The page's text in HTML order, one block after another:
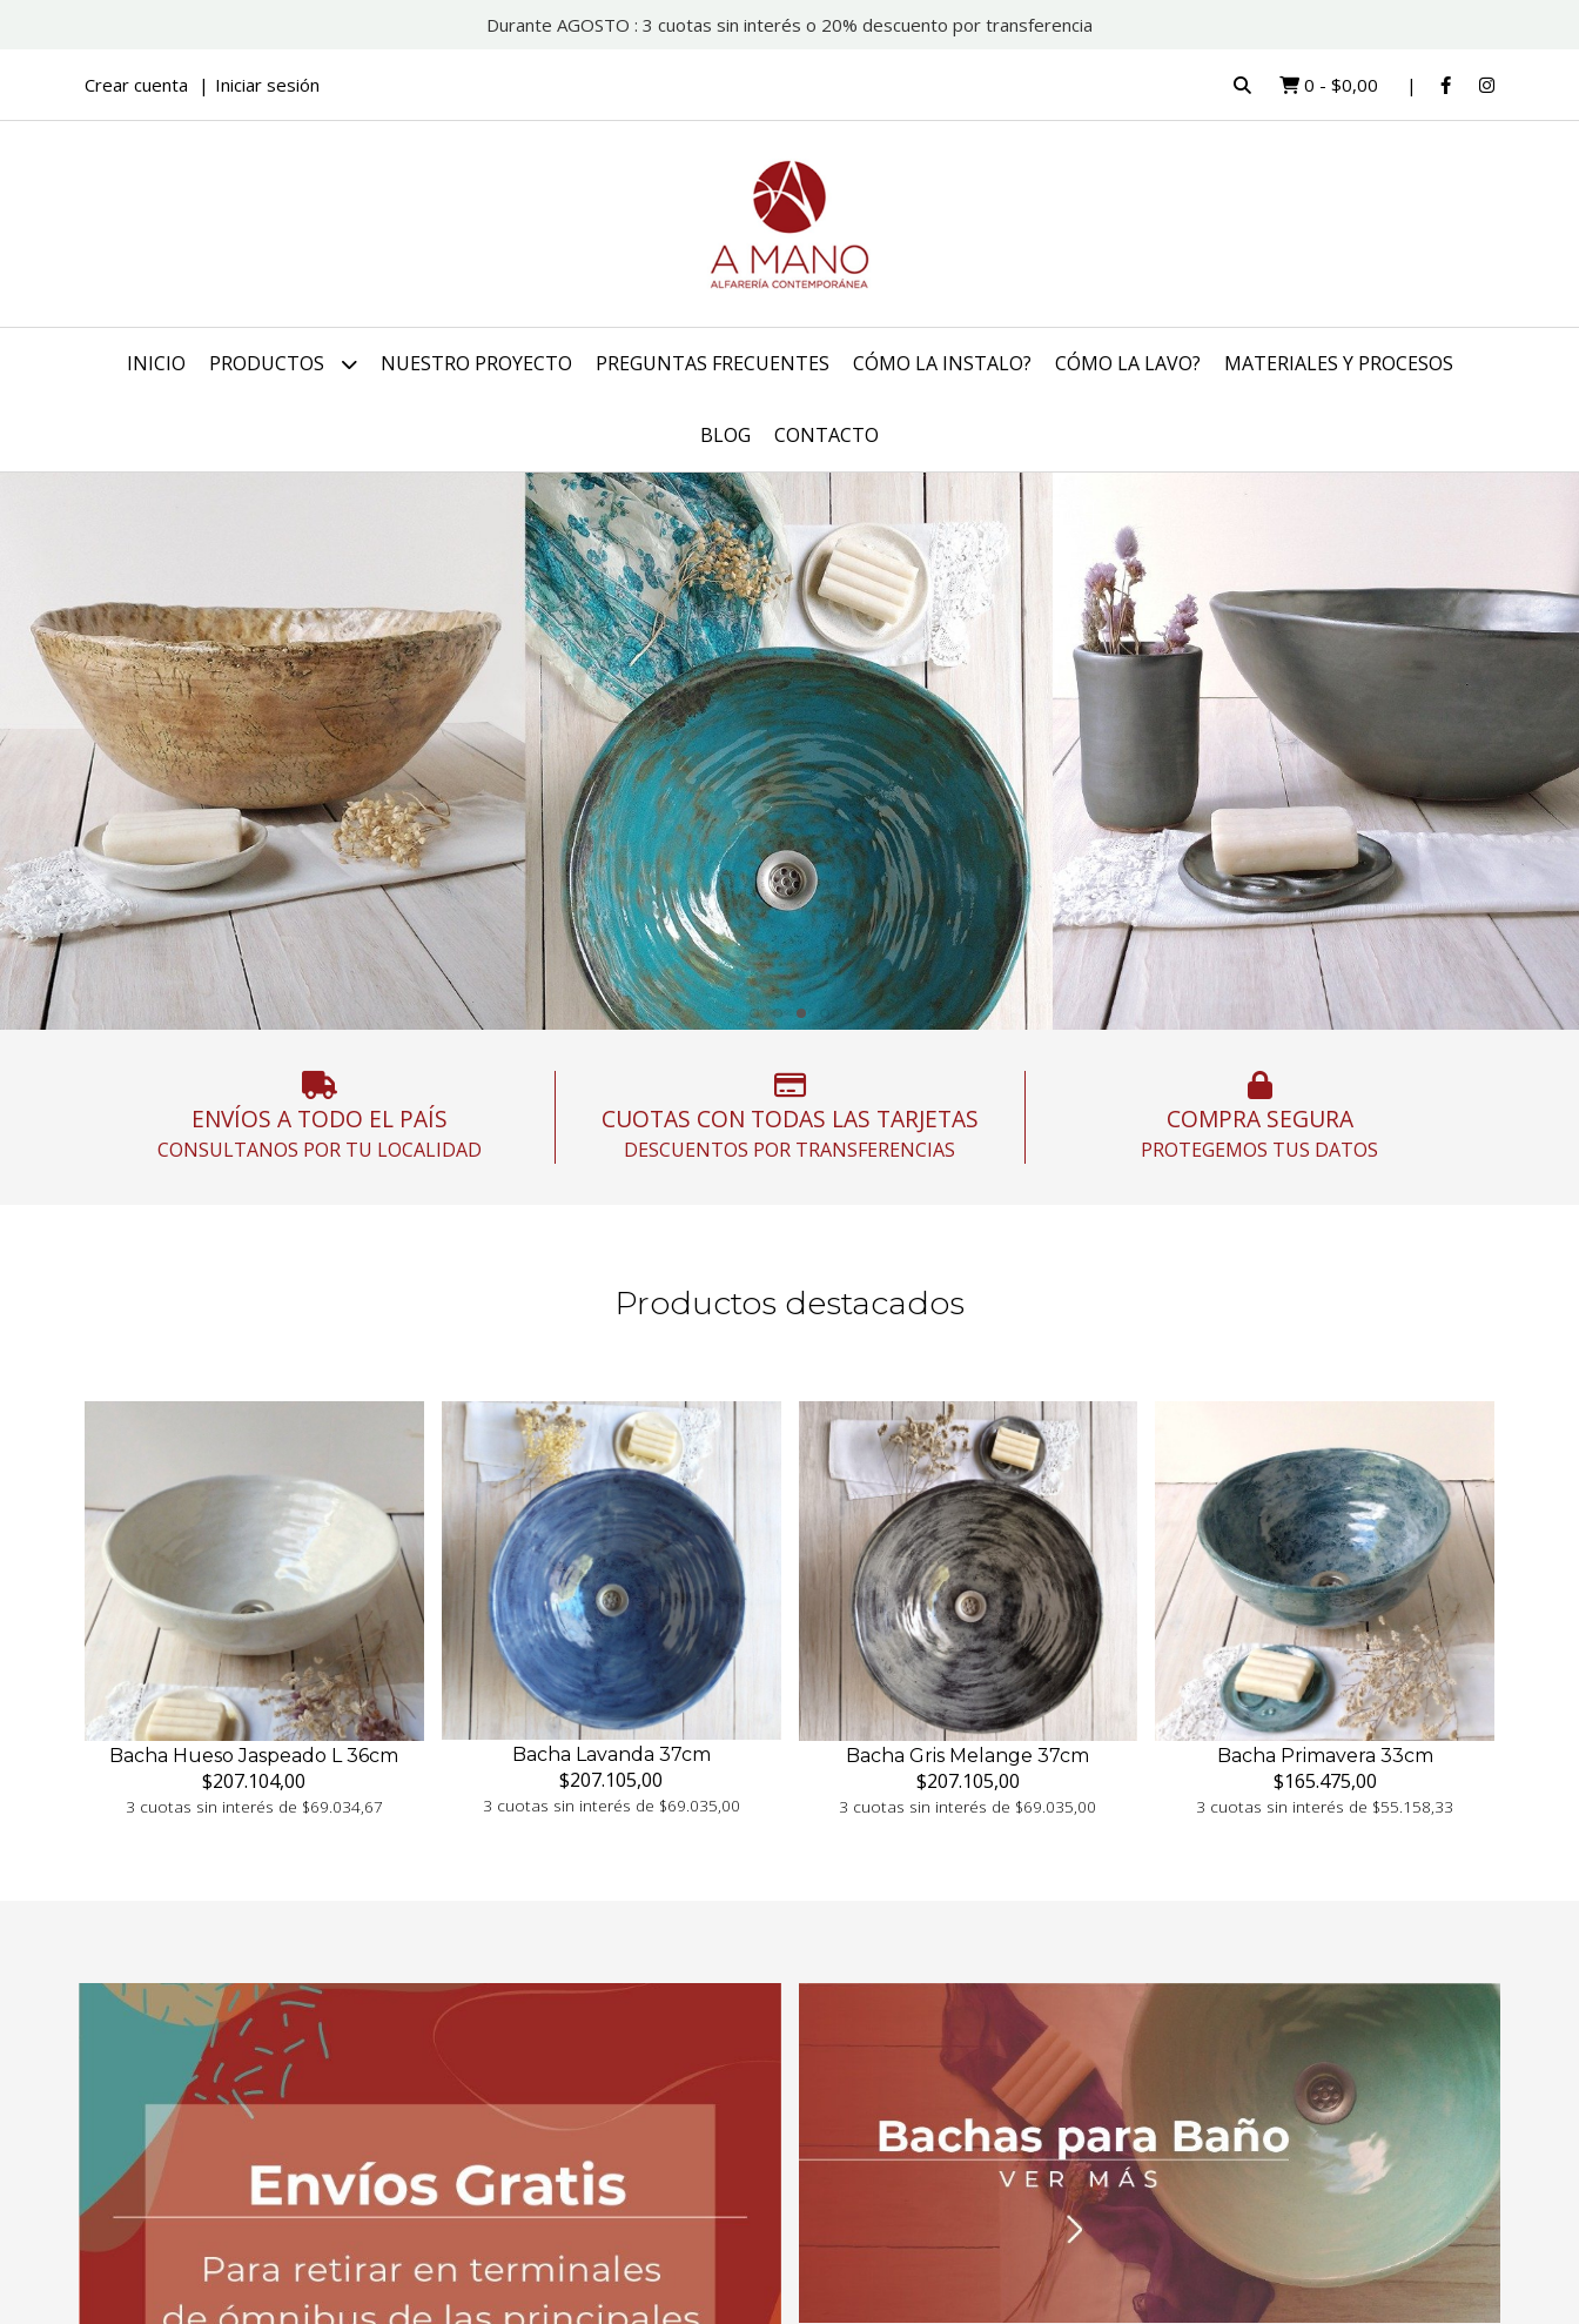
Durante AGOSTO : 3 cuotas sin interés o 20% descuento por transferencia
Crear cuenta Iniciar sesión 0 - $0,00
INICIO PRODUCTOS NUESTRO PROYECTO PREGUNTAS FRECUENTES CÓMO LA INSTALO? CÓMO LA LAVO? MATERIALES Y PROCESOS
BLOG CONTACTO
ENVÍOS A TODO EL PAÍS
CONSULTANOS POR TU LOCALIDAD
CUOTAS CON TODAS LAS TARJETAS
DESCUENTOS POR TRANSFERENCIAS
COMPRA SEGURA
PROTEGEMOS TUS DATOS
Productos destacados
Bacha Hueso Jaspeado L 36cm
$207.104,00
3 cuotas sin interés de $69.034,67
Bacha Lavanda 37cm
$207.105,00
3 cuotas sin interés de $69.035,00
Bacha Gris Melange 37cm
$207.105,00
3 cuotas sin interés de $69.035,00
Bacha Primavera 33cm
$165.475,00
3 cuotas sin interés de $55.158,33